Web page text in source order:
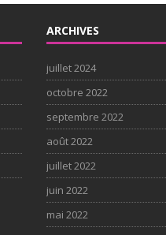
ARCHIVES
juillet 2024
octobre 2022
septembre 2022
août 2022
juillet 2022
juin 2022
mai 2022